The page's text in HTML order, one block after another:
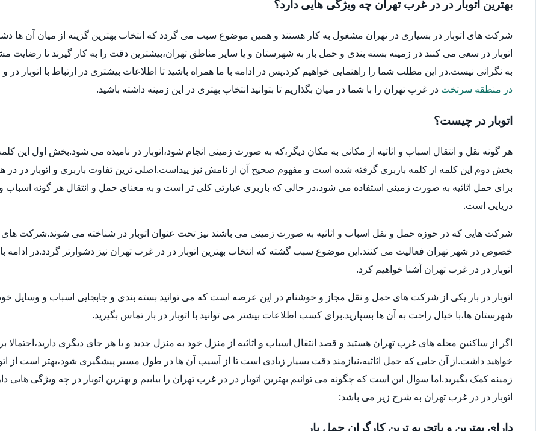
بهترین اتوبار در در غرب تهران چه ویژگی هایی دارد؟
شرکت های اتوبار در بسیاری در تهران مشغول به کار هستند و همین موضوع سبب می گردد که انتخاب بهترین گزینه از میان آن ها
اتوبار در سعی می کنند در زمینه بسته بندی و حمل بار به شهرستان و یا سایر مناطق تهران،بیشترین دقت را به کار گیرند تا رضایت
به نگرانی نیست.در این مطلب شما را راهنمایی خواهیم کرد.پس در ادامه با ما همراه باشید تا اطلاعات بیشتری در ارتباط با اتوبار در
در منطقه سرتخت در غرب تهران را با شما در میان بگذاریم تا بتوانید انتخاب بهتری در این زمینه داشته باشید.
اتوبار در چیست؟
هر گونه نقل و انتقال اسباب و اثاثیه از مکانی به مکان دیگر،که به صورت زمینی انجام شود،اتوبار در نامیده می شود.بخش اول این
بخش دوم این کلمه از کلمه باربری گرفته شده است و مفهوم صحیح آن از نامش نیز پیداست.اصلی ترین تفاوت باربری و اتوبار در در
برای حمل اثاثیه به صورت زمینی استفاده می شود،در حالی که باربری عبارتی کلی تر است و به معنای حمل و انتقال هر گونه اسباب و
دریایی است.
شرکت هایی که در حوزه حمل و نقل اسباب و اثاثیه به صورت زمینی می باشند نیز تحت عنوان اتوبار در شناخته می شوند.شرکت های
خصوص در شهر تهران فعالیت می کنند.این موضوع سبب گشته که انتخاب بهترین اتوبار در در غرب تهران نیز دشوارتر گردد.در ادامه با
اتوبار در در غرب تهران آشنا خواهیم کرد.
اتوبار در بار یکی از شرکت های حمل و نقل مجاز و خوشنام در این عرصه است که می توانید بسته بندی و جابجایی اسباب و وسایل
شهرستان ها،با خیال راحت به آن ها بسپارید.برای کسب اطلاعات بیشتر می توانید با اتوبار در بار تماس بگیرید.
اگر از ساکنین محله های غرب تهران هستید و قصد انتقال اسباب و اثاثیه از منزل خود به منزل جدید و یا هر جای دیگری دارید،احتمالا برای
خواهید داشت.از آن جایی که حمل اثاثیه،نیازمند دقت بسیار زیادی است تا از آسیب آن ها در طول مسیر پیشگیری شود،بهتر است از
زمینه کمک بگیرید.اما سوال این است که چگونه می توانیم بهترین اتوبار در در غرب تهران را بیابیم و بهترین اتوبار در چه ویژگی هایی
اتوبار در در غرب تهران به شرح زیر می باشد:
دارای بهترین و باتجربه ترین کارگران حمل بار